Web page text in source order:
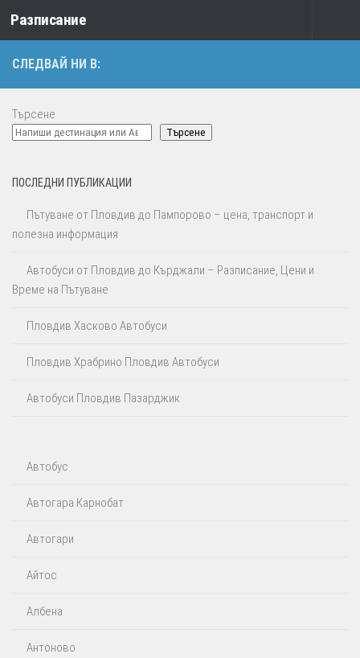
Към съдържанието
Разписание
СЛЕДВАЙ НИ В:
Търсене
Търсене
ПОСЛЕДНИ ПУБЛИКАЦИИ
Пътуване от Пловдив до Пампорово – цена, транспорт и
полезна информация
Автобуси от Пловдив до Кърджали – Разписание, Цени и
Време на Пътуване
Пловдив Хасково Автобуси
Пловдив Храбрино Пловдив Автобуси
Автобуси Пловдив Пазарджик
Автобус
Автогара Карнобат
Автогари
Айтос‎
Албена
Антоново